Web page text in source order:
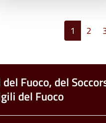
1 2
Fuoco, del
del Fuoco